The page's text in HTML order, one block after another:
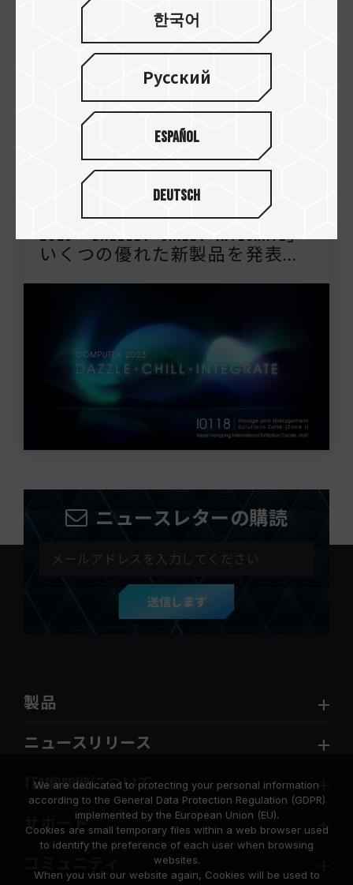
イベントニュース
25.May.2023
TEAMGROUP COMPUTEX
2023「DAZZLE．CHILL．INTEGRATE」
いくつの優れた新製品を発表...
ニュースレターの購読
送信します
製品
ニュースリリース
TEAMGROUPについて
サポート
한국어
Русский
Español
Deutsch
We are dedicated to protecting your personal information
according to the General Data Protection Regulation (GDPR)
implemented by the European Union (EU).
Cookies are small temporary files within a web browser used
to identify the preference of each user when browsing
websites.
When you visit our website again, Cookies will be used to